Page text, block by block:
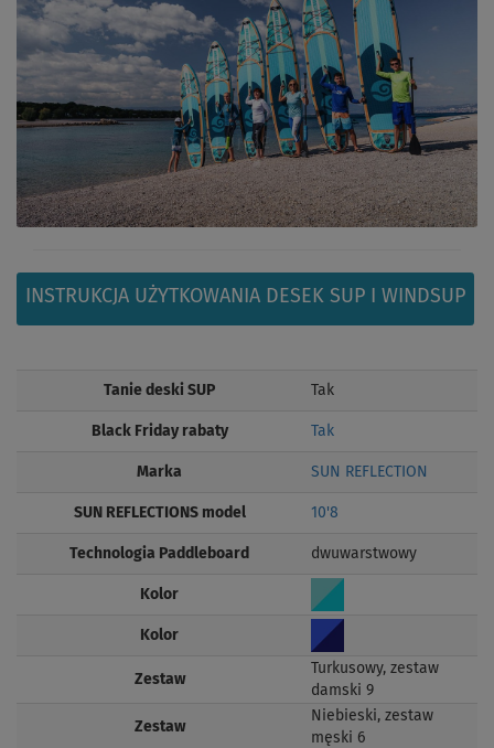
INSTRUKCJA UŻYTKOWANIA DESEK SUP I WINDSUP
Tanie deski SUP Tak
Black Friday rabaty Tak
Marka SUN REFLECTION
SUN REFLECTIONS model 10'8
Technologia Paddleboard dwuwarstwowy
Kolor
Kolor
Zestaw
Turkusowy, zestaw
damski 9
Zestaw
Niebieski, zestaw
męski 6